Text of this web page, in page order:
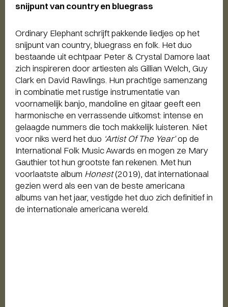
snijpunt van country en bluegrass
Ordinary Elephant schrijft pakkende liedjes op het
snijpunt van country, bluegrass en folk. Het duo
bestaande uit echtpaar Peter & Crystal Damore laat
zich inspireren door artiesten als Gillian Welch, Guy
Clark en David Rawlings. Hun prachtige samenzang
in combinatie met rustige instrumentatie van
voornamelijk banjo, mandoline en gitaar geeft een
harmonische en verrassende uitkomst: intense en
gelaagde nummers die toch makkelijk luisteren. Niet
voor niks werd het duo ‘Artist Of The Year’op de
International Folk Music Awards en mogen ze Mary
Gauthier tot hun grootste fan rekenen. Met hun
voorlaatste album Honest(2019), dat internationaal
gezien werd als een van de beste americana
albums van het jaar, vestigde het duo zich definitief in
de internationale americana wereld.